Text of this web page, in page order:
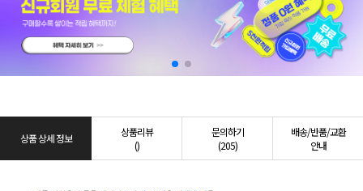
상품 상세 정보
상품리뷰
()
문의하기
(205)
배송/반품/교환
안내